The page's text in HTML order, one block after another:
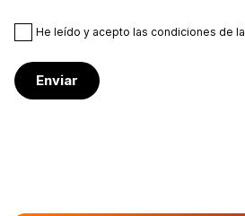
He leído y acepto las condiciones de la
Enviar